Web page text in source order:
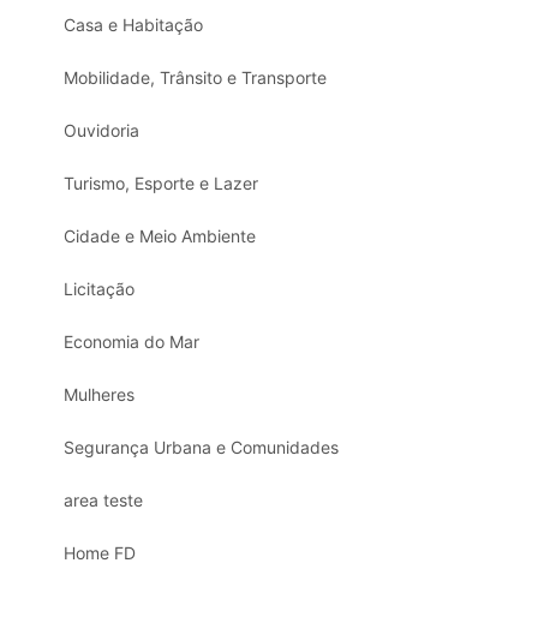
Casa e Habitação
Mobilidade, Trânsito e Transporte
Ouvidoria
Turismo, Esporte e Lazer
Cidade e Meio Ambiente
Licitação
Economia do Mar
Mulheres
Segurança Urbana e Comunidades
area teste
Home FD